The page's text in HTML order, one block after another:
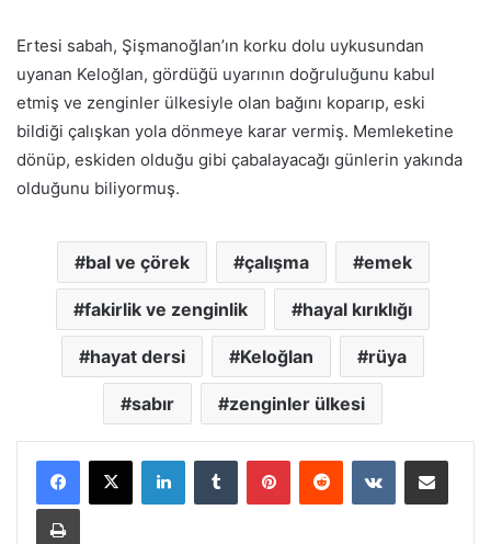
Ertesi sabah, Şişmanoğlan’ın korku dolu uykusundan
uyanan Keloğlan, gördüğü uyarının doğruluğunu kabul
etmiş ve zenginler ülkesiyle olan bağını koparıp, eski
bildiği çalışkan yola dönmeye karar vermiş. Memleketine
dönüp, eskiden olduğu gibi çabalayacağı günlerin yakında
olduğunu biliyormuş.
bal ve çörek çalışma emek
fakirlik ve zenginlik hayal kırıklığı
hayat dersi Keloğlan rüya
sabır zenginler ülkesi
LinkedInTumblr PinterestReddit VKontakteE-Posta ile paylaş
Yazdır